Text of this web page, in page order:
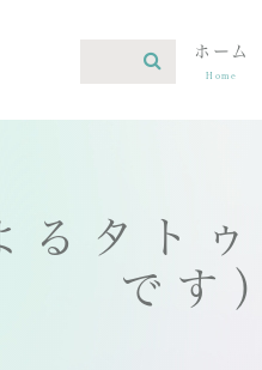
ホーム
Home
るタト
です